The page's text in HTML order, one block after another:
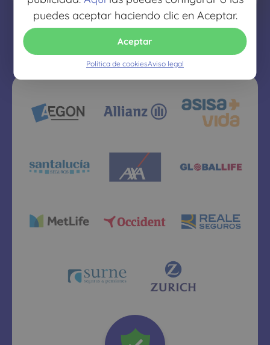
puedes aceptar haciendo clic en Aceptar.
Aceptar
Política de cookiesAviso legal